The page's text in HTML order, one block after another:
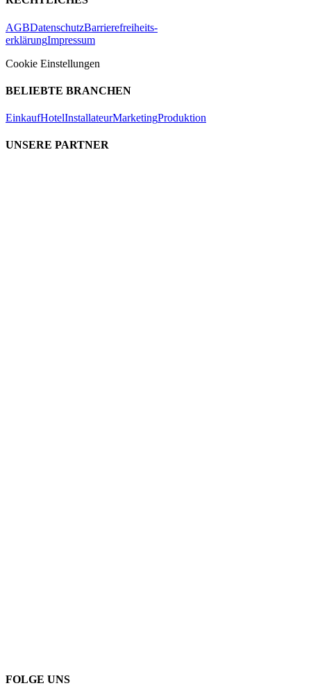
AGBDatenschutzBarrierefreiheits-
erklärungImpressum
Cookie Einstellungen
BELIEBTE BRANCHEN
EinkaufHotelInstallateurMarketingProduktion
UNSERE PARTNER
FOLGE UNS